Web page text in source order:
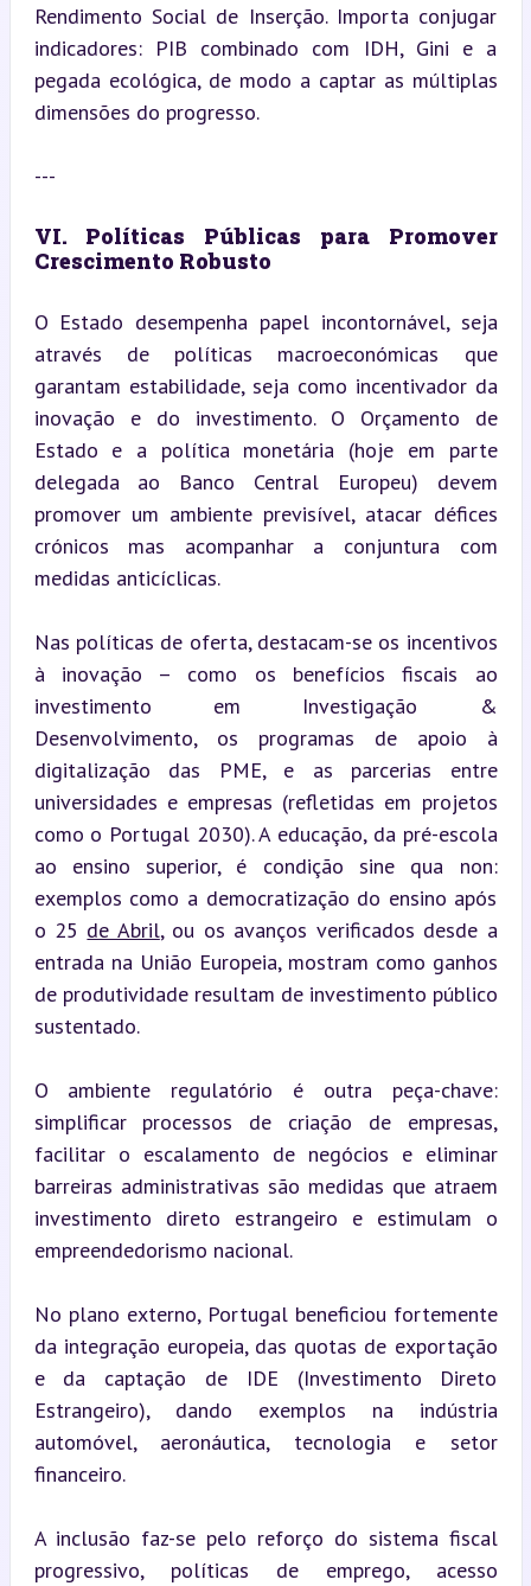
Rendimento Social de Inserção. Importa conjugar
indicadores: PIB combinado com IDH, Gini e a
pegada ecológica, de modo a captar as múltiplas
dimensões do progresso.
---
VI. Políticas Públicas para Promover
Crescimento Robusto
O Estado desempenha papel incontornável, seja
através de políticas macroeconómicas que
garantam estabilidade, seja como incentivador da
inovação e do investimento. O Orçamento de
Estado e a política monetária (hoje em parte
delegada ao Banco Central Europeu) devem
promover um ambiente previsível, atacar défices
crónicos mas acompanhar a conjuntura com
medidas anticíclicas.
Nas políticas de oferta, destacam-se os incentivos
à inovação – como os benefícios fiscais ao
investimento em Investigação &
Desenvolvimento, os programas de apoio à
digitalização das PME, e as parcerias entre
universidades e empresas (refletidas em projetos
como o Portugal 2030). A educação, da pré-escola
ao ensino superior, é condição sine qua non:
exemplos como a democratização do ensino após
o 25 de Abril, ou os avanços verificados desde a
entrada na União Europeia, mostram como ganhos
de produtividade resultam de investimento público
sustentado.
O ambiente regulatório é outra peça-chave:
simplificar processos de criação de empresas,
facilitar o escalamento de negócios e eliminar
barreiras administrativas são medidas que atraem
investimento direto estrangeiro e estimulam o
empreendedorismo nacional.
No plano externo, Portugal beneficiou fortemente
da integração europeia, das quotas de exportação
e da captação de IDE (Investimento Direto
Estrangeiro), dando exemplos na indústria
automóvel, aeronáutica, tecnologia e setor
financeiro.
A inclusão faz-se pelo reforço do sistema fiscal
progressivo, políticas de emprego, acesso